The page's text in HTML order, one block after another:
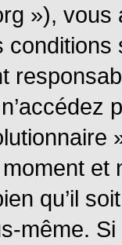
»), vous
conditions
moment
qu’il
même.